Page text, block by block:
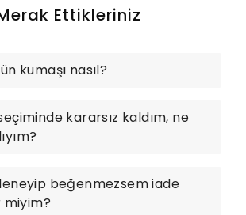
Ettikleriniz
kumaşı nasıl?
kararsız kaldım, ne
beğenmezsem iade